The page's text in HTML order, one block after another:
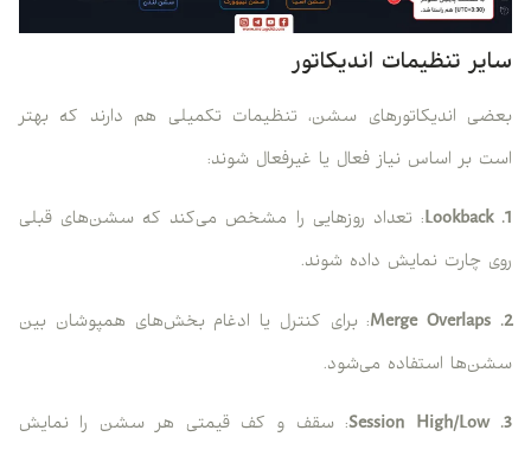
سایر تنظیمات اندیکاتور
بعضی اندیکاتورهای سشن، تنظیمات تکمیلی هم دارند که بهتر
است بر اساس نیاز فعال یا غیرفعال شوند:
1. Lookback
: تعداد روزهایی را مشخص می‌کند که سشن‌های قبلی
روی چارت نمایش داده شوند.
2. Merge Overlaps
: برای کنترل یا ادغام بخش‌های همپوشان بین
سشن‌ها استفاده می‌شود.
3. Session High/Low : سقف و کف قیمتی هر سشن را نمایش